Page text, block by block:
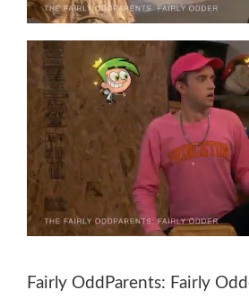
Fairly OddParents: Fairly